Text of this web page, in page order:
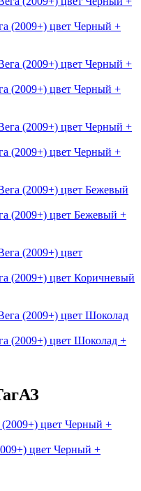
(2009+) цвет Черный +
(2009+) цвет Черный +
(2009+) цвет Черный +
(2009+) цвет Бежевый +
(2009+) цвет Коричневый
(2009+) цвет Шоколад +
цвет Черный +